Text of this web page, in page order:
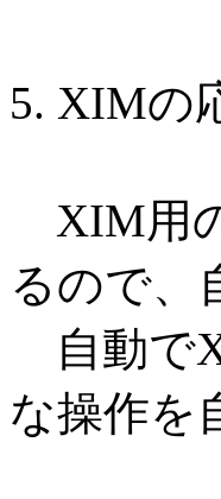
5. XIMの
XIM用
るので、
自動で
な操作を